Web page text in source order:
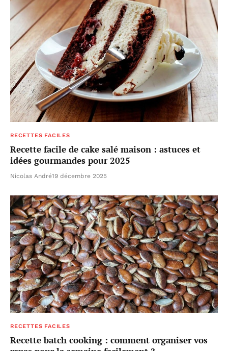
RECETTES FACILES
Recette facile de cake salé maison : astuces et
idées gourmandes pour 2025
Nicolas André19 décembre 2025
RECETTES FACILES
Recette batch cooking : comment organiser vos